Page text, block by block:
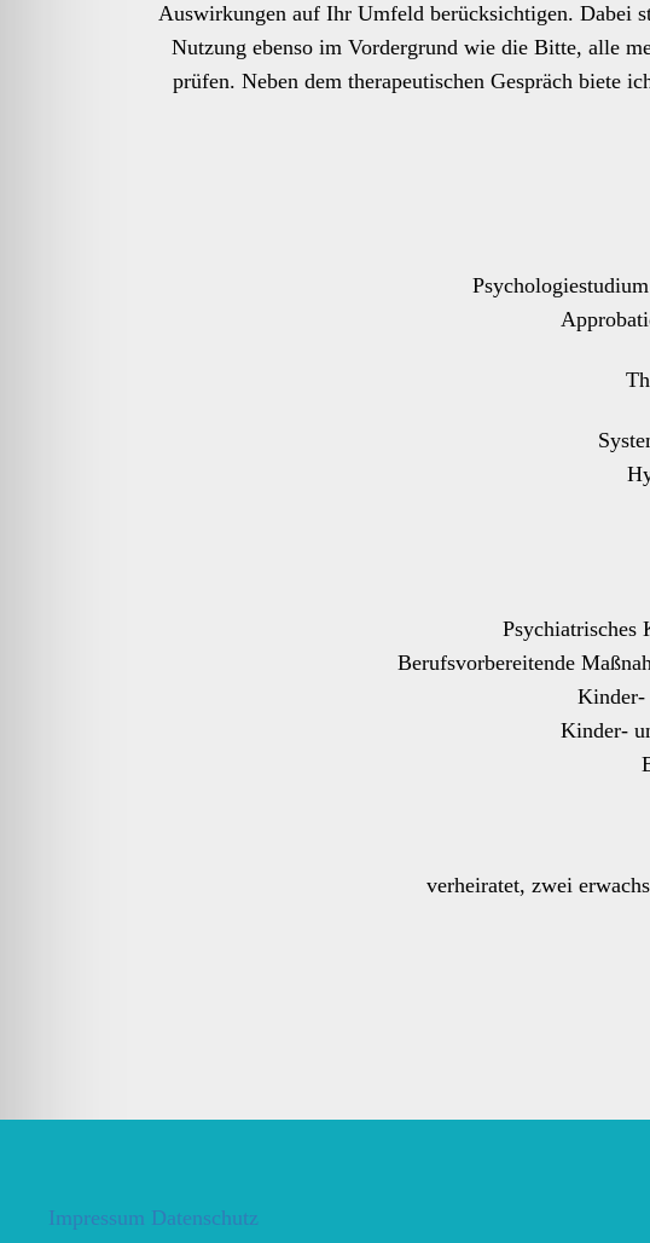
Auswirkungen auf Ihr Umfeld berücksichtigen. Dabei
Nutzung ebenso im Vordergrund wie die Bitte, alle
prüfen. Neben dem therapeutischen Gespräch biete
Psychiatrisches
Berufsvorbereitende
Kinder-
Kinder-
verheiratet, zwei
Impressum Datenschutz